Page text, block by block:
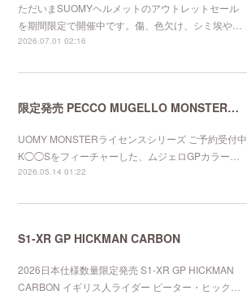
ただいまSUOMYヘルメットのアウトレットセール
を期間限定で開催中です。傷、色欠け、シミ埃や…
2026.07.01 02:16
限定発売 PECCO MUGELLO MONSTERレプリカ
UOMY MONSTERライセンスシリーズ ご予約受付中
K◯◯Sをフィーチャーした、ムジェロGPカラー…
2026.05.14 01:22
S1-XR GP HICKMAN CARBON
2026日本仕様数量限定発売 S1-XR GP HICKMAN
CARBON イギリス人ライダー ピーター・ヒック…